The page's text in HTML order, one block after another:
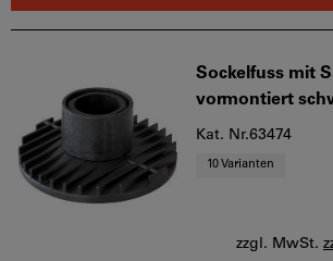
Sockelfuss mit
vormontiert
Kat. Nr.63474
10 Varianten
zzgl. MwSt.